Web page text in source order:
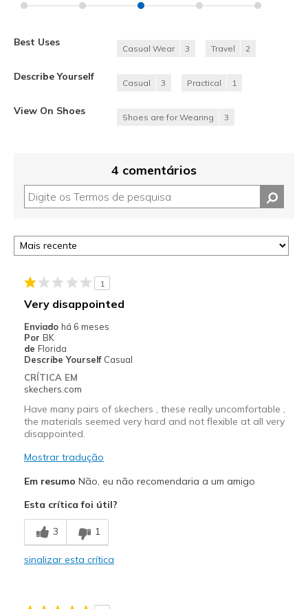
Best Uses
Casual Wear 3 Travel 2
Describe Yourself
Casual 3 Practical 1
View On Shoes
Shoes are for Wearing 3
4 comentários
1
Very disappointed
Enviado há 6 meses
Por BK
de Florida
Describe Yourself Casual
CRÍTICA EM
skechers.com
Have many pairs of skechers , these really uncomfortable ,
the materials seemed very hard and not flexible at all very
disappointed.
Mostrar tradução
Em resumo Não, eu não recomendaria a um amigo
Esta crítica foi útil?
3 1
sinalizar esta crítica